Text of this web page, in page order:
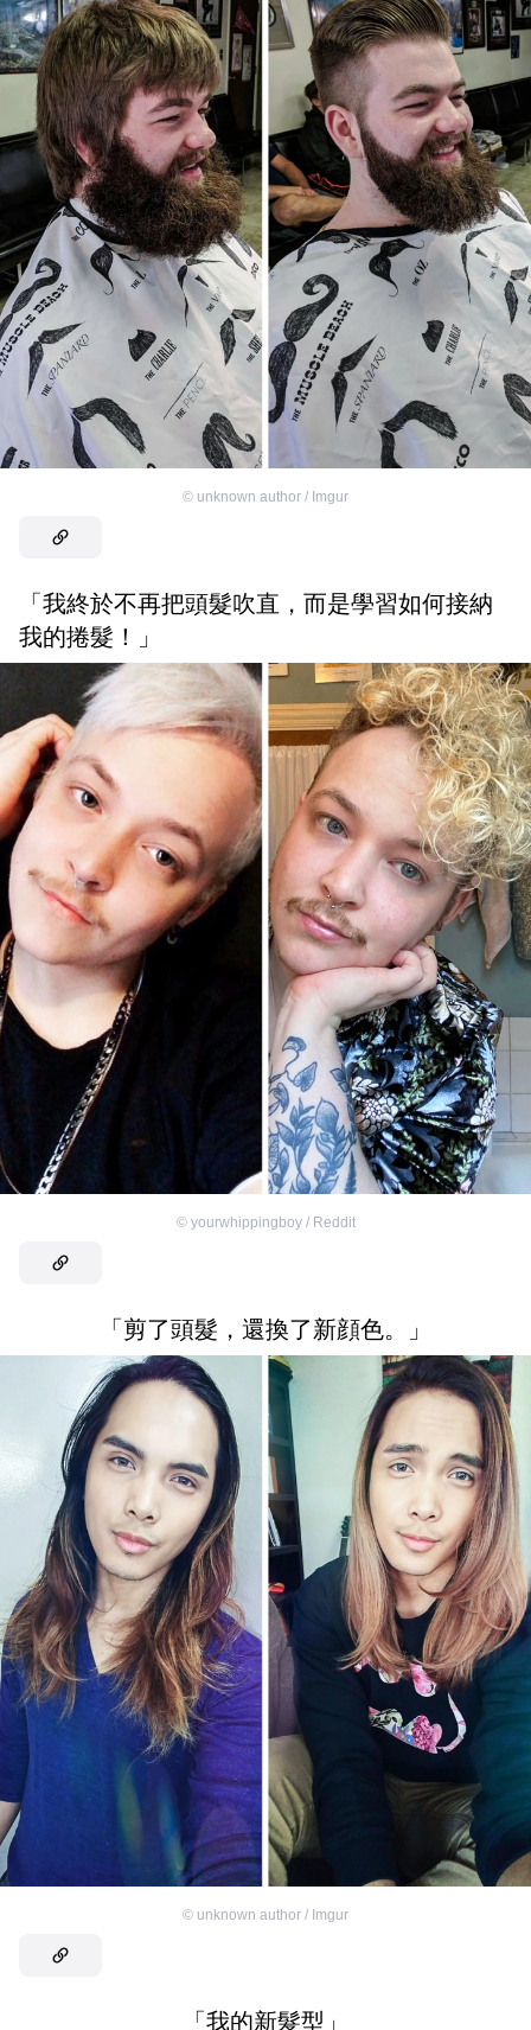
© unknown author / Imgur
「我終於不再把頭髮吹直，而是學習如何接納
我的捲髮！」
© yourwhippingboy / Reddit
「剪了頭髮，還換了新顔色。」
© unknown author / Imgur
「我的新髮型」